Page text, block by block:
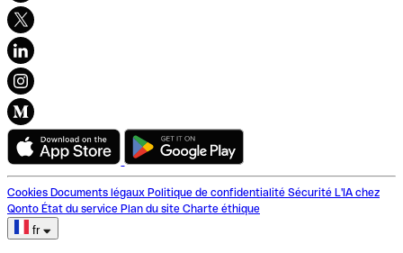
Cookies Documents légaux Politique de confidentialité Sécurité L'IA chez
Qonto État du service Plan du site Charte éthique
fr